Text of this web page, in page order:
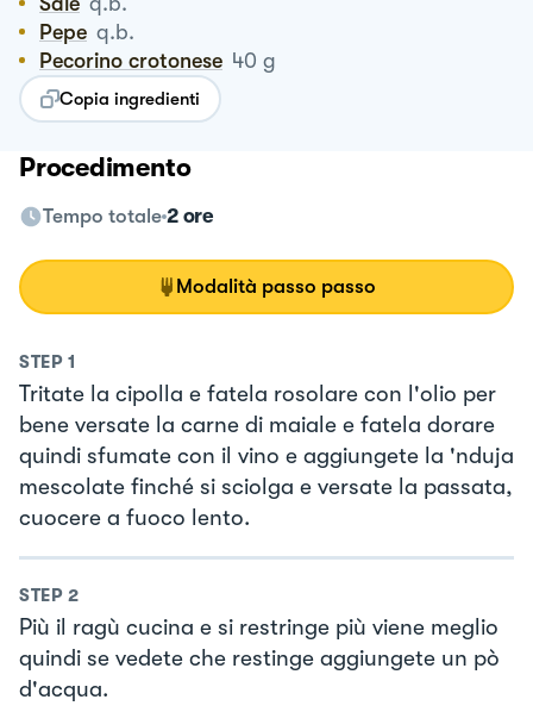
Pepe q.b.
Pecorino crotonese 40 g
Copia ingredienti
Procedimento
Tempo totale 2 ore
Modalità passo passo
STEP 1
Tritate la cipolla e fatela rosolare con l'olio per
bene versate la carne di maiale e fatela dorare
quindi sfumate con il vino e aggiungete la 'nduja
mescolate finché si sciolga e versate la passata,
cuocere a fuoco lento.
STEP 2
Più il ragù cucina e si restringe più viene meglio
quindi se vedete che restinge aggiungete un pò
d'acqua.